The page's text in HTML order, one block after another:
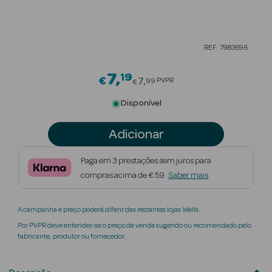
Beauty Season
Maquilhagem
Beauty Season
Perfumes
REF: 7983696
€7 19Price reduced from
€ 7 99 PVPR
Disponível
Adicionar
Paga em 3 prestações sem juros para
compras acima de € 59. Saber mais
A campanha e preço poderá diferir das restantes lojas Wells.
Por PVPR deve entender-se o preço de venda sugerido ou recomendado pelo
fabricante, produtor ou fornecedor.